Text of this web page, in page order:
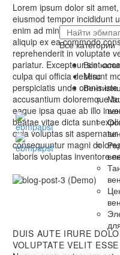
Все категории
Все
Misc
Lorem ipsum dolor sit
eiusmod tempor incididunt
enim ad minim veniam,
aliquip ex ea commodo
reprehenderit in voluptate
pariatur. Excepteur sint
culpa qui officia deserunt
perspiciatis unde omnis
accusantium doloremque
eaque ipsa quae ab illo
beatae vitae dicta sunt
quia voluptas sit
consequuntur magni
laboris voluptas inventore
DUIS AUTE IRURE
VOLUPTATE VELIT